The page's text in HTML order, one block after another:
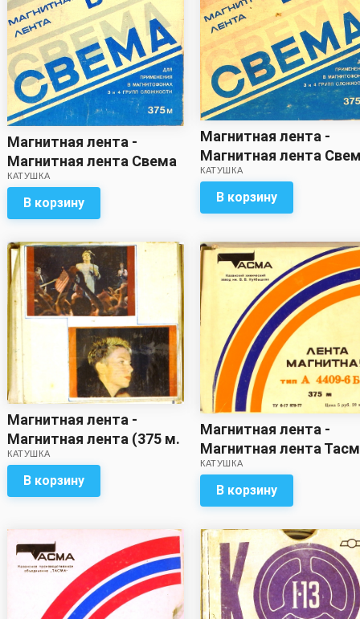
Магнитная лента -
Магнитная лента Свема
375м
КАТУШКА
В корзину
Магнитная лента -
Магнитная лента
375м
КАТУШКА
В корзину
Магнитная лента -
Магнитная лента (375 м.
?)с записью
КАТУШКА
В корзину
Магнитная лента -
Магнитная лента
375м (с записью)
КАТУШКА
В корзину